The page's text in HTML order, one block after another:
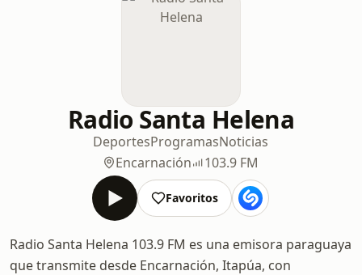
Radio Santa Helena
DeportesProgramasNoticias
Encarnación
103.9 FM
Favoritos
Radio Santa Helena 103.9 FM es una emisora paraguaya
que transmite desde Encarnación, Itapúa, con